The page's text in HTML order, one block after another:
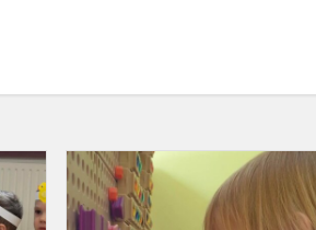
Vaikų
Velykėlės